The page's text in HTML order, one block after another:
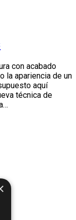
con acabado
la apariencia de un
aquí
técnica de